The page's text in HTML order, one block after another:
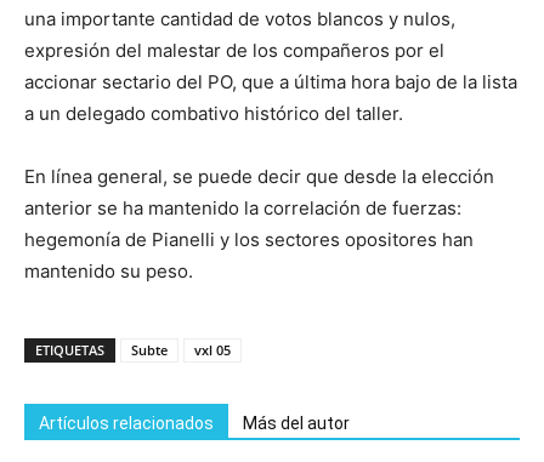
una importante cantidad de votos blancos y nulos,
expresión del malestar de los compañeros por el
accionar sectario del PO, que a última hora bajo de la lista
a un delegado combativo histórico del taller.
En línea general, se puede decir que desde la elección
anterior se ha mantenido la correlación de fuerzas:
hegemonía de Pianelli y los sectores opositores han
mantenido su peso.
ETIQUETAS Subte vxl 05
Artículos relacionados Más del autor